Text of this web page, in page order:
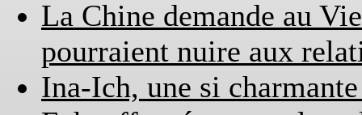
La Chine demande au
pourraient nuire aux
Ina-Ich, une si